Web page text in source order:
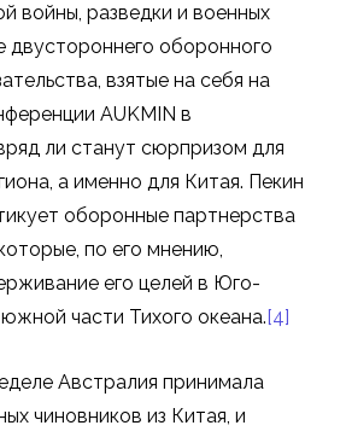
войны, разведки и военных
двустороннего оборонного
взятые на себя на
AUKMIN в
ли станут сюрпризом для
а именно для Китая. Пекин
оборонные партнерства
по его мнению,
его целей в Юго-
части Тихого океана. [4]
Австралия принимала
чиновников из Китая, и